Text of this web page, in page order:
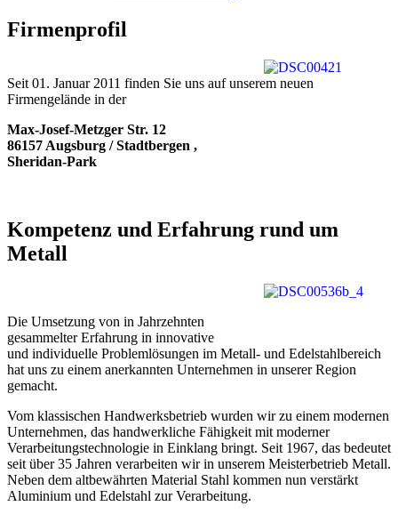
Firmenprofil
Seit 01. Januar 2011 finden Sie uns auf unserem neuen
Firmengelände in der
Max-Josef-Metzger Str. 12
86157 Augsburg / Stadtbergen ,
Sheridan-Park
Kompetenz und Erfahrung rund um
Metall
Die Umsetzung von in Jahrzehnten
gesammelter Erfahrung in innovative
und individuelle Problemlösungen im Metall- und Edelstahlbereich
hat uns zu einem anerkannten Unternehmen in unserer Region
gemacht.
Vom klassischen Handwerksbetrieb wurden wir zu einem modernen
Unternehmen, das handwerkliche Fähigkeit mit moderner
Verarbeitungstechnologie in Einklang bringt. Seit 1967, das bedeutet
seit über 35 Jahren verarbeiten wir in unserem Meisterbetrieb Metall.
Neben dem altbewährten Material Stahl kommen nun verstärkt
Aluminium und Edelstahl zur Verarbeitung.